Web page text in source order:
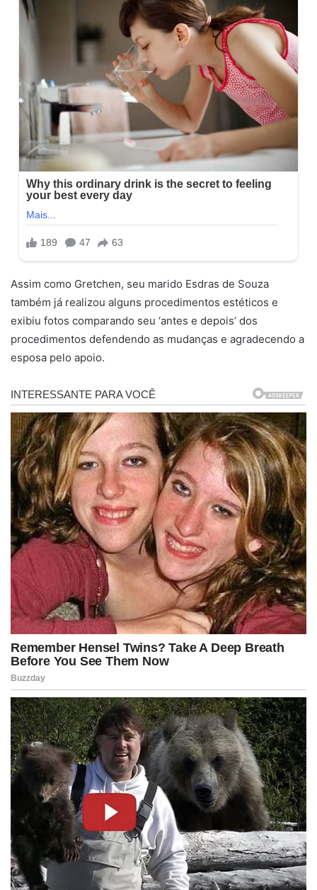
Assim como Gretchen, seu marido Esdras de Souza
também já realizou alguns procedimentos estéticos e
exibiu fotos comparando seu ‘antes e depois’ dos
procedimentos defendendo as mudanças e agradecendo a
esposa pelo apoio.